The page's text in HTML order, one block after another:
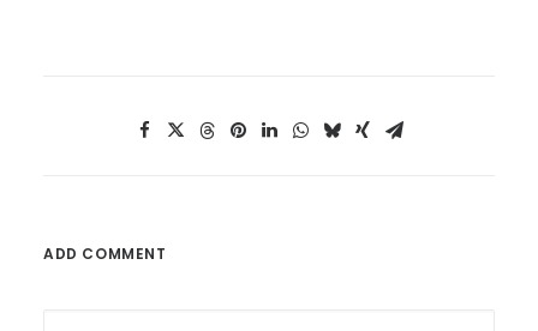
ADD COMMENT